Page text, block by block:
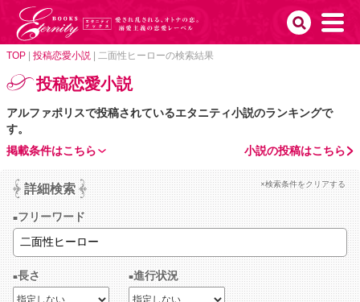
TOP 投稿恋愛小説 二面性ヒーローの検索結果
投稿恋愛小説
アルファポリスで投稿されているエタニティ小説のランキングで
す。
小説の投稿はこちら
掲載条件はこちら
詳細検索 ×検索条件をクリアする
フリーワード
長さ 進行状況